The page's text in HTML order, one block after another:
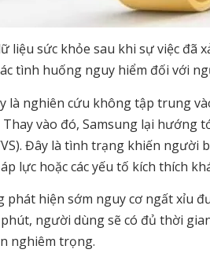
liệu sức khỏe sau khi sự việc đã
tình huống nguy hiểm đối với
là nghiên cứu không tập trung
vào đó, Samsung lại hướng
Đây là tình trạng khiến
lực hoặc các yếu tố kích thích
phát hiện sớm nguy cơ ngất xỉu
người dùng sẽ có đủ thời
nghiêm trọng.